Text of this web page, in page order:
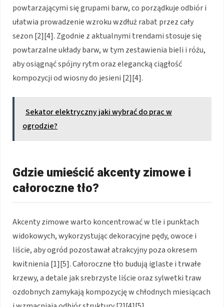
powtarzającymi się grupami barw, co porządkuje odbiór i
ułatwia prowadzenie wzroku wzdłuż rabat przez cały
sezon [2][4]. Zgodnie z aktualnymi trendami stosuje się
powtarzalne układy barw, w tym zestawienia bieli i różu,
aby osiągnąć spójny rytm oraz elegancką ciągłość
kompozycji od wiosny do jesieni [2][4].
Sekator elektryczny jaki wybrać do prac w
ogrodzie?
Gdzie umieścić akcenty zimowe i
całoroczne tło?
Akcenty zimowe warto koncentrować w tle i punktach
widokowych, wykorzystując dekoracyjne pędy, owoce i
liście, aby ogród pozostawał atrakcyjny poza okresem
kwitnienia [1][5]. Całoroczne tło budują iglaste i trwałe
krzewy, a detale jak srebrzyste liście oraz sylwetki traw
ozdobnych zamykają kompozycję w chłodnych miesiącach